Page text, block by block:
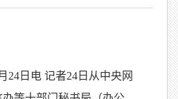
24日电 记者24日从中央网